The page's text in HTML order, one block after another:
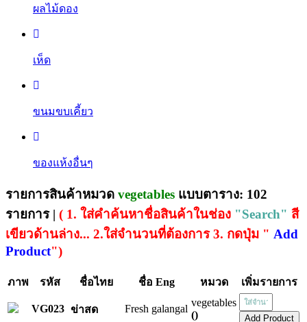
ผลไม้ดอง
เห็ด
ขนมขบเคี้ยว
ของแห้งอื่นๆ
รายการสินค้าหมวด vegetables แบบตาราง: 102
รายการ | ( 1. ใส่คำค้นหาชื่อสินค้าในช่อง "Search" สี
เขียวด้านล่าง... 2.ใส่จำนวนที่ต้องการ 3. กดปุ่ม " Add
Product")
ภาพ รหัส ชื่อไทย ชื่อ Eng หมวด เพิ่มรายการ
VG023 ข่าสด Fresh galangal
vegetables
()